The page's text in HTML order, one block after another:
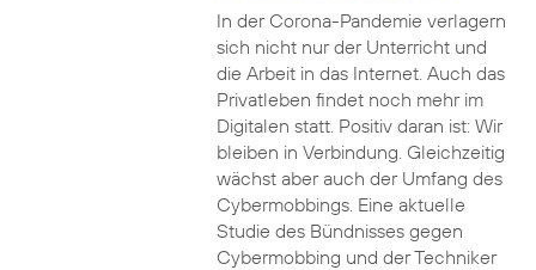
In der Corona-Pandemie verlagern
sich nicht nur der Unterricht und
die Arbeit in das Internet. Auch das
Privatleben findet noch mehr im
Digitalen statt. Positiv daran ist: Wir
bleiben in Verbindung. Gleichzeitig
wächst aber auch der Umfang des
Cybermobbings. Eine aktuelle
Studie des Bündnisses gegen
Cybermobbing und der Techniker